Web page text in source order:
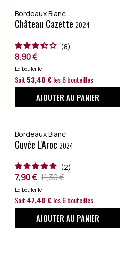
Bordeaux Blanc
Château Cazette 2024
8
8,90 €
La bouteille
Soit 53,40 €les 6 bouteilles
AJOUTER AU PANIER
Bordeaux Blanc
Cuvée L'Aroc 2024
2
7,90 € 11,30 €
La bouteille
Soit 47,40 €les 6 bouteilles
AJOUTER AU PANIER